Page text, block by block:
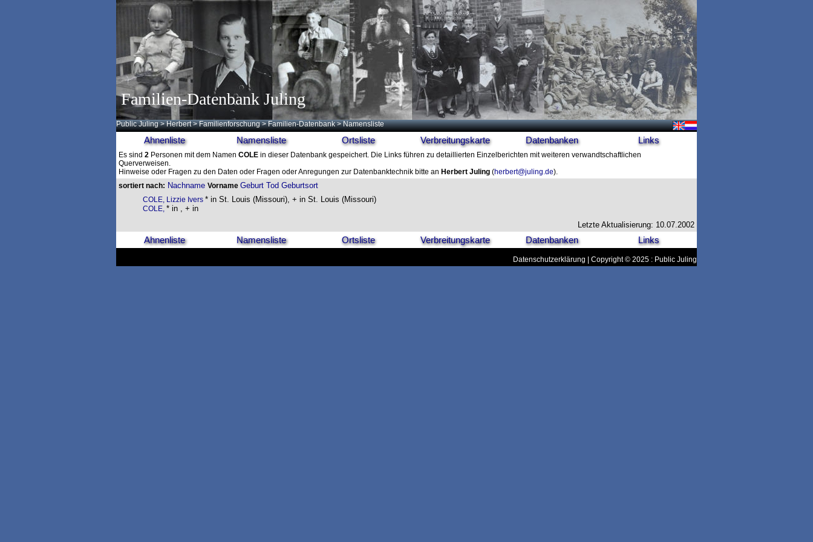
Familien-Datenbank Juling
Public Juling >Herbert >Familienforschung >Familien-Datenbank > Namensliste
Ahnenliste Namensliste Ortsliste Verbreitungskarte Datenbanken Links
Es sind 2 Personen mit dem Namen COLE in dieser Datenbank gespeichert. Die Links führen zu detaillierten Einzelberichten mit weiteren verwandtschaftlichen
Querverweisen.
Hinweise oder Fragen zu den Daten oder Fragen oder Anregungen zur Datenbanktechnik bitte an Herbert Juling (herbert@juling.de).
sortiert nach: Nachname Vorname Geburt Tod Geburtsort
COLE, Lizzie Ivers * in St. Louis (Missouri), + in St. Louis (Missouri)
COLE, * in , + in
Letzte Aktualisierung: 10.07.2002
Ahnenliste Namensliste Ortsliste Verbreitungskarte Datenbanken Links
Datenschutzerklärung | Copyright © 2025 : Public Juling